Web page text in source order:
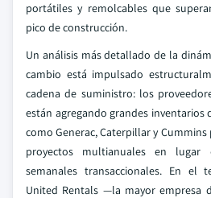
portátiles y remolcables que
pico de construcción.
Un análisis más detallado de la
cambio está impulsado
cadena de suministro: los
están agregando grandes inventarios
como Generac, Caterpillar y
proyectos multianuales en
semanales transaccionales. En el
United Rentals —la mayor empresa